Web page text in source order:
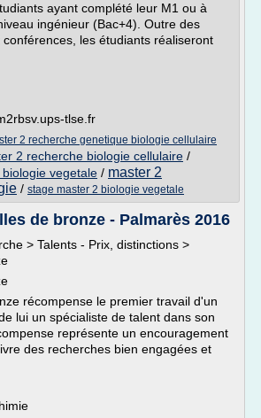
ayant complété leur M1 ou à
ingénieur (Bac+4). Outre des
les étudiants réaliseront
tlse.fr
2 recherche genetique biologie cellulaire
2 recherche biologie cellulaire /
vegetale / master 2
/ stage master 2 biologie vegetale
de bronze - Palmarès 2016
> Talents - Prix, distinctions >
récompense le premier travail d'un
lui un spécialiste de talent dans son
représente un encouragement
des recherches bien engagées et